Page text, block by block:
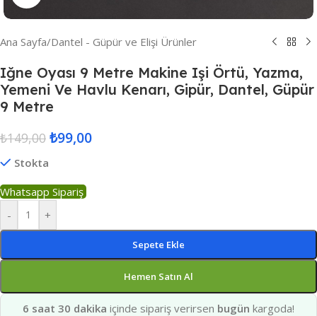
Ana Sayfa/Dantel - Güpür ve Elişi Ürünler
Iğne Oyası 9 Metre Makine Işi Örtü, Yazma,
Yemeni Ve Havlu Kenarı, Gipür, Dantel, Güpür
9 Metre
₺149,00 ₺99,00
Stokta
Whatsapp Sipariş
-
+
Sepete Ekle
Hemen Satın Al
6 saat 30 dakika içinde sipariş verirsen bugün kargoda!